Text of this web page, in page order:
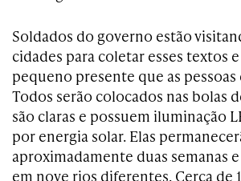
Soldados do governo estão
cidades para coletar esses textos
pequeno presente que as
Todos serão colocados nas bolas
são claras e possuem iluminação
por energia solar. Elas
aproximadamente duas semanas
em nove rios diferentes. Cerca de